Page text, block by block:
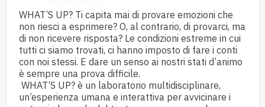
WHAT’S UP? Ti capita mai di provare emozioni che
non riesci a esprimere? O, al contrario, di provarci, ma
di non ricevere risposta? Le condizioni estreme in cui
tutti ci siamo trovati, ci hanno imposto di fare i conti
con noi stessi. E dare un senso ai nostri stati d’animo
è sempre una prova difficile.
WHAT’S UP? è un laboratorio multidisciplinare,
un’esperienza umana e interattiva per avvicinare i